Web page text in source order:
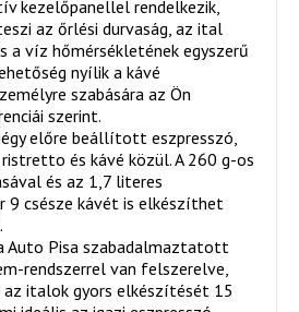
kezelőpanellel rendelkezik,
az őrlési durvaság, az ital
a víz hőmérsékletének egyszerű
nyílik a kávé
szabására az Ön
szerint.
előre beállított eszpresszó,
és kávé közül. A 260 g-os
és az 1,7 literes
csésze kávét is elkészíthet
Auto Pisa szabadalmaztatott
rendszerrel van felszerelve,
italok gyors elkészítését 15